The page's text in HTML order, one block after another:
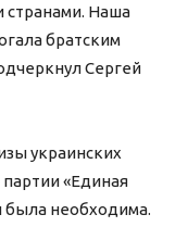
странами. Наша
братским
Сергей
украинских
«Единая
была необходима.